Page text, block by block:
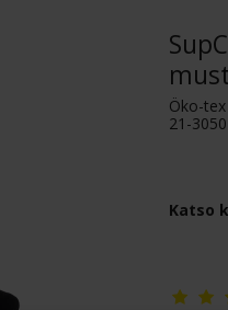
Öko-
21-3050
Katso